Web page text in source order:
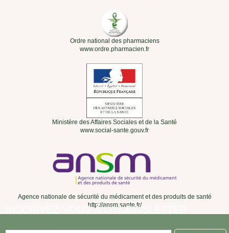
Ordre national des pharmaciens
www.ordre.pharmacien.fr
Ministère des Affaires Sociales et de la Santé
www.social-sante.gouv.fr
Agence nationale de sécurité du médicament et des produits de santé
http://ansm.sante.fr/
INSCRIVEZ-VOUS À LA NEWSLETTER